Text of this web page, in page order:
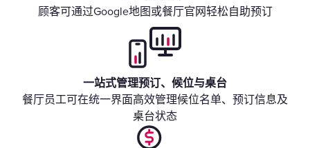
顾客可通过Google地图或餐厅官网轻松自助预订
一站式管理预订、候位与桌台
餐厅员工可在统一界面高效管理候位名单、预订信息及
桌台状态